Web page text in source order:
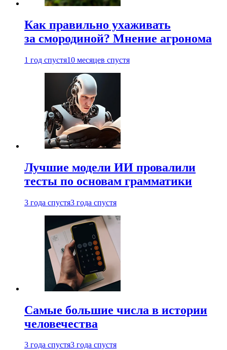
Как правильно ухаживать
за смородиной? Мнение агронома
1 год спустя10 месяцев спустя
Лучшие модели ИИ провалили
тесты по основам грамматики
3 года спустя3 года спустя
Самые большие числа в истории
человечества
3 года спустя3 года спустя